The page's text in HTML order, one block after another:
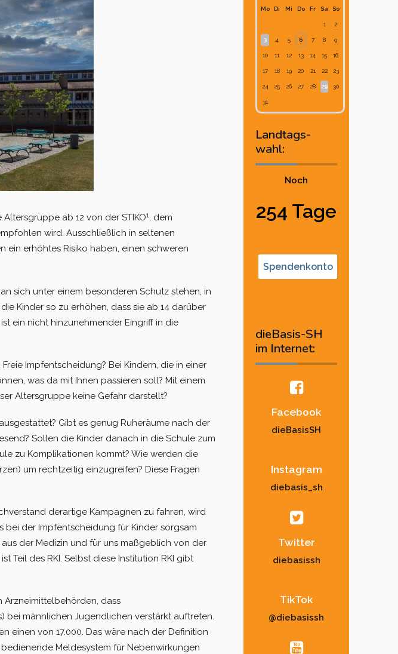
Mo Di Mi Do Fr Sa So
1 2
3 4 5 6 7 8 9
10 11 12 13 14 15 16
17 18 19 20 21 22 23
24 25 26 27 28 29 30
31
Landtags-
wahl:
Noch
254 Tage
Spendenkonto
dieBasis-SH
im Internet:
Facebook
dieBasisSH
Instagram
diebasis_sh
Twitter
diebasissh
TikTok
@diebasissh
ab 12 von der STIKO1 , dem
wird. Aus­schließlich in seltenen
ein erhöhtes Risiko haben, einen schweren
sich unter einem besonderen Schutz stehen, in
Kinder so zu erhöhen, dass sie ab 14 darüber
ein nicht hinzunehmender Eingriff in die
Impfentscheidung? Bei Kindern, die in einer
was da mit Ihnen passieren soll? Mit einem
Altersgruppe keine Gefahr darstellt?
Gibt es genug Ruheräume nach der
Sollen die Kinder danach in die Schule zum
zu Komplikationen kommt? Wie werden die
um rechtzeitig einzugreifen? Diese Fragen
derartige Kampagnen zu fahren, wird
der Impfent­scheidung für Kinder sorgsam
der Medizin und für uns maßgeblich von der
Teil des RKI. Selbst diese Institution RKI gibt
Arzneimittelbehörden, dass
bei männlichen Jugendlichen ver­stärkt auftreten.
einen von 17.000. Das wäre nach der Definition
Meldesystem für Nebenwirkungen